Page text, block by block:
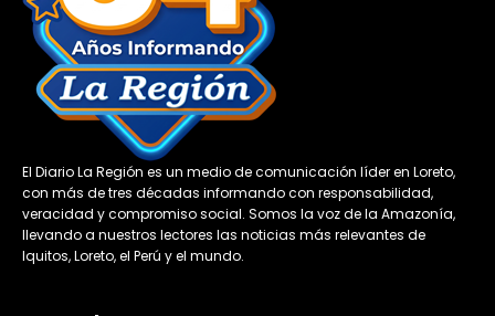
El Diario La Región es un medio de comunicación líder en Loreto,
con más de tres décadas informando con responsabilidad,
veracidad y compromiso social. Somos la voz de la Amazonía,
llevando a nuestros lectores las noticias más relevantes de
Iquitos, Loreto, el Perú y el mundo.